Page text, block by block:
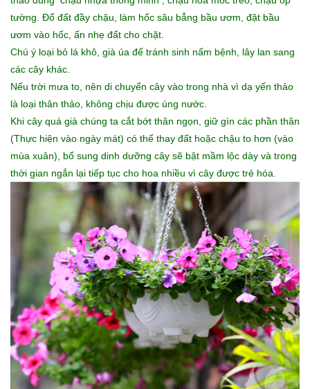
tường. Đổ đất đầy chậu, làm hốc sâu bẳng bầu ươm, đặt bầu
ươm vào hốc, ấn nhẹ đất cho chặt.
Chú ý loại bỏ lá khô, già úa để tránh sinh nấm bệnh, lây lan sang
các cây khác.
Nếu trời mưa to, nên di chuyển cây vào trong nhà vì dạ yến thảo
là loại thân thảo, không chịu được úng nước.
Khi cây quá già chúng ta cắt bớt thân ngọn, giữ gìn các phần thân
(Thực hiện vào ngày mát) có thể thay đất hoặc chậu to hơn (vào
mùa xuân), bổ sung dinh dưỡng cây sẽ bật mầm lộc dày và trong
thời gian ngắn lại tiếp tục cho hoa nhiều vì cây được trẻ hóa.